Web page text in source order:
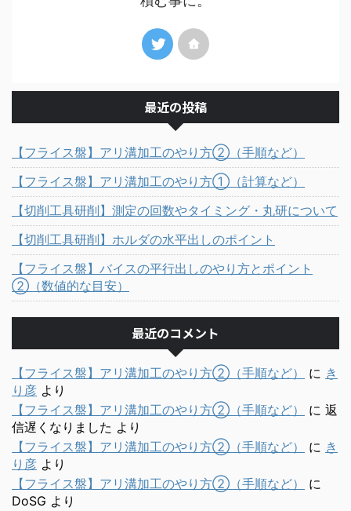
最近の投稿
【フライス盤】アリ溝加工のやり方②（手順など）
【フライス盤】アリ溝加工のやり方①（計算など）
【切削工具研削】測定の回数やタイミング・丸研について
【切削工具研削】ホルダの水平出しのポイント
【フライス盤】バイスの平行出しのやり方とポイント
②（数値的な目安）
最近のコメント
【フライス盤】アリ溝加工のやり方②（手順など） に き
り彦 より
【フライス盤】アリ溝加工のやり方②（手順など）
に 返
信遅くなりました より
【フライス盤】アリ溝加工のやり方②（手順など）
に き
り彦 より
【フライス盤】アリ溝加工のやり方②（手順など）
に
DoSG より